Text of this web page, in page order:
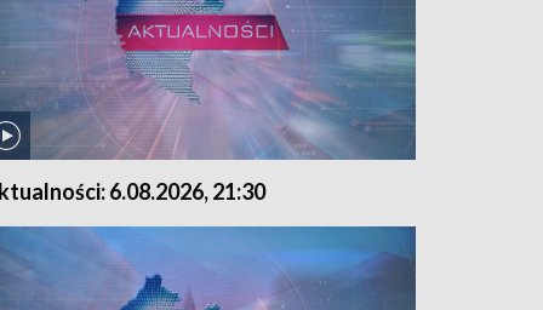
6.08.2026, 21:30